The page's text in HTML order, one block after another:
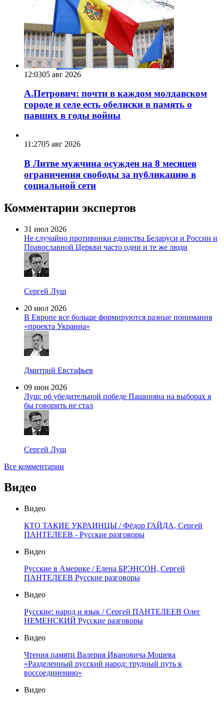
12:0305 авг 2026
А.Петрович: почти в каждом молдавском
городе и селе есть обелиски в память о
павших в годы войны
11:2705 авг 2026
В Литве мужчина осужден на 8 месяцев
ограничения свободы за публикацию в
социальной сети
Комментарии экспертов
31 июл 2026
Не случайно противники единства Беларуси и России и
Православной Церкви часто одни и те же люди
Сергей Лущ
20 июл 2026
В Европе все больше формируются разные понимания
«проекта Украина»
Дмитрий Евстафьев
09 июн 2026
Лущ: об убедительной победе Пашиняна на выборах я
бы говорить не стал
Сергей Лущ
Все комментарии
Видео
Видео
КТО ТАКИЕ УКРАИНЦЫ / Фёдор ГАЙДА, Сергей
ПАНТЕЛЕЕВ - Русские разговоры
Видео
Русские в Америке / Елена БРЭНСОН, Сергей
ПАНТЕЛЕЕВ Русские разговоры
Видео
Русские: народ и язык / Сергей ПАНТЕЛЕЕВ Олег
НЕМЕНСКИЙ Русские разговоры
Видео
Чтения памяти Валерия Ивановича Мошева
«Разделенный русский народ: трудный путь к
воссоединению»
Видео